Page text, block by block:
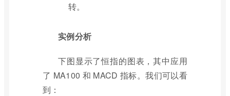
转。
实例分析
下图显示了恒指的图表，其中应用
了 MA100 和 MACD 指标。我们可以看
到：